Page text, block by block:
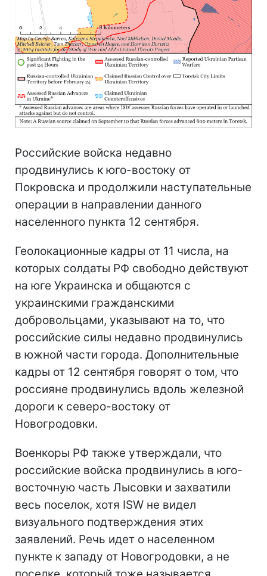
Российские войска недавно
продвинулись к юго-востоку от
Покровска и продолжили наступательные
операции в направлении данного
населенного пункта 12 сентября.
Геолокационные кадры от 11 числа, на
которых солдаты РФ свободно действуют
на юге Украинска и общаются с
украинскими гражданскими
добровольцами, указывают на то, что
российские силы недавно продвинулись
в южной части города. Дополнительные
кадры от 12 сентября говорят о том, что
россияне продвинулись вдоль железной
дороги к северо-востоку от
Новогродовки.
Военкоры РФ также утверждали, что
российские войска продвинулись в юго-
восточную часть Лысовки и захватили
весь поселок, хотя ISW не видел
визуального подтверждения этих
заявлений. Речь идет о населенном
пункте к западу от Новогродовки, а не